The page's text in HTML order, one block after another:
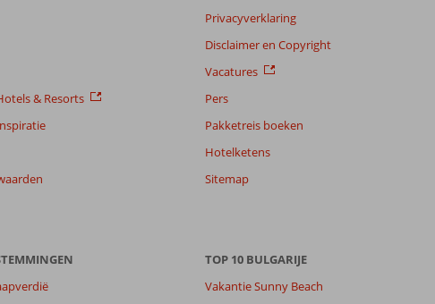
& Resorts
Privacyverklaring
Disclaimer en Copyright
Vacatures
Pers
Pakketreis boeken
Hotelketens
Sitemap
TOP 10 BULGARIJE
Vakantie Sunny Beach